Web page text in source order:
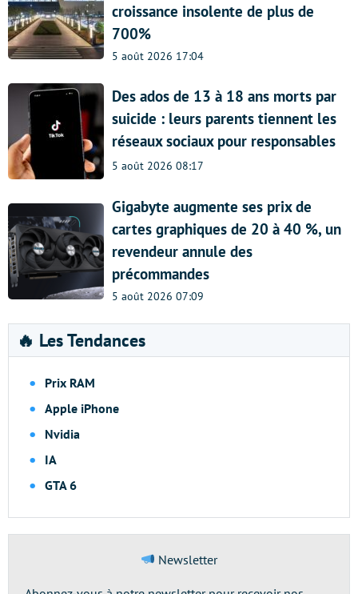
croissance insolente de plus de
700%
5 août 2026 17:04
Des ados de 13 à 18 ans morts par
suicide : leurs parents tiennent les
réseaux sociaux pour responsables
5 août 2026 08:17
Gigabyte augmente ses prix de
cartes graphiques de 20 à 40 %, un
revendeur annule des
précommandes
5 août 2026 07:09
🔥 Les Tendances
Prix RAM
Apple iPhone
Nvidia
IA
GTA 6
Newsletter